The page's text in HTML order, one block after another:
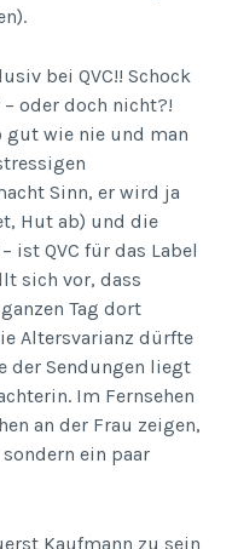
bei QVC!! Schock
oder doch nicht?!
gut wie nie und man
Sinn, er wird ja
Hut ab) und die
ist QVC für das Label
sich vor, dass
Tag dort
Altersvarianz dürfte
der Sendungen liegt
Im Fernsehen
an der Frau zeigen,
ein paar
Kaufmann zu sein